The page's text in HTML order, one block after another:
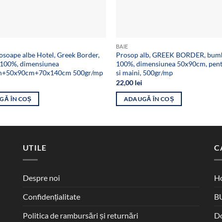
albe Hotel, Greek Border,
dimensiunea
500gr/mp
ÎN COȘ
BAIE
Prosop alb, GREEK BORDER,
100%, dimensiunea 50x90cm,
si maini, 500gr/mp
22,00 lei
ADAUGĂ ÎN COȘ
UTILE
Despre noi
Confidențialitate
Politica de rambursări și returnări